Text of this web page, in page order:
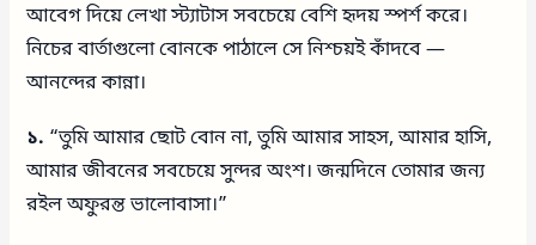
আবেগ দিয়ে লেখা স্ট্যাটাস সবচেয়ে বেশি হৃদয় স্পর্শ করে।
নিচের বার্তাগুলো বোনকে পাঠালে সে নিশ্চয়ই কাঁদবে —
আনন্দের কান্না।
১. “তুমি আমার ছোট বোন না, তুমি আমার সাহস, আমার হাসি,
আমার জীবনের সবচেয়ে সুন্দর অংশ। জন্মদিনে তোমার জন্য
রইল অফুরন্ত ভালোবাসা।”